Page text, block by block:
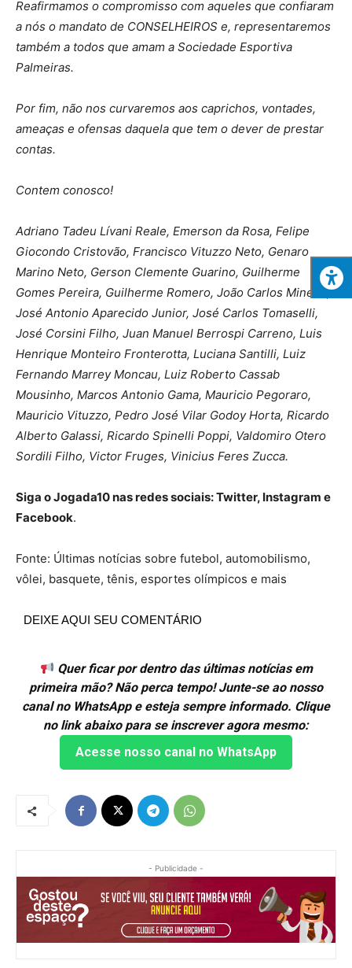
Reafirmamos o compromisso com aqueles que confiaram
a nós o mandato de CONSELHEIROS e, representaremos
também a todos que amam a Sociedade Esportiva
Palmeiras.
Por fim, não nos curvaremos aos caprichos, vontades,
ameaças e ofensas daquela que tem o dever de prestar
contas.
Contem conosco!
Adriano Tadeu Lívani Reale, Emerson da Rosa, Felipe
Giocondo Cristovão, Francisco Vituzzo Neto, Genaro
Marino Neto, Gerson Clemente Guarino, Guilherme
Gomes Pereira, Guilherme Romero, João Carlos Minello,
José Antonio Aparecido Junior, José Carlos Tomaselli,
José Corsini Filho, Juan Manuel Berrospi Carreno, Luis
Henrique Monteiro Fronterotta, Luciana Santilli, Luiz
Fernando Marrey Moncau, Luiz Roberto Cassab
Mousinho, Marcos Antonio Gama, Mauricio Pegoraro,
Mauricio Vituzzo, Pedro José Vilar Godoy Horta, Ricardo
Alberto Galassi, Ricardo Spinelli Poppi, Valdomiro Otero
Sordili Filho, Victor Fruges, Vinicius Feres Zucca.
Siga o Jogada10 nas redes sociais: Twitter, Instagram e
Facebook.
Fonte: Últimas notícias sobre futebol, automobilismo,
vôlei, basquete, tênis, esportes olímpicos e mais
DEIXE AQUI SEU COMENTÁRIO
Quer ficar por dentro das últimas notícias em
primeira mão? Não perca tempo! Junte-se ao nosso
canal no WhatsApp e esteja sempre informado. Clique
no link abaixo para se inscrever agora mesmo:
Acesse nosso canal no WhatsApp
- Publicidade -